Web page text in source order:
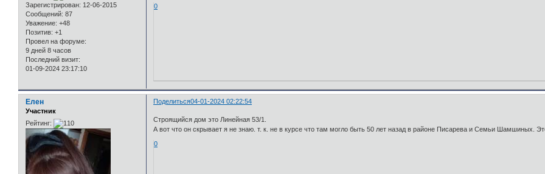
Зарегистрирован: 12-06-2015
Сообщений: 87
Уважение: +48
Позитив: +1
Провел на форуме:
9 дней 8 часов
Последний визит:
01-09-2024 23:17:10
0
Поделиться04-01-2024 02:22:54
Елен
Участник
Рейтинг:
Строящийся дом это Линейная 53/1.
А вот что он скрывает я не знаю. т. к. не в курсе что там могло быть 50 лет назад в районе Писарева и Семьи Шамшиных.
0